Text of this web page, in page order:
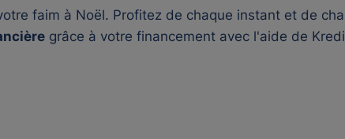
faim à Noël. Profitez de chaque instant et de
grâce à votre financement avec l'aide de